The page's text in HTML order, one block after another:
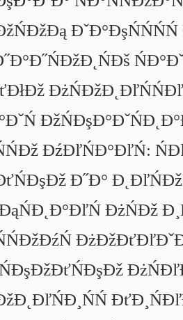
ĐźĐľŃĐ°ĐľŃ:
Đ˝Đ°
ĐżŃĐž